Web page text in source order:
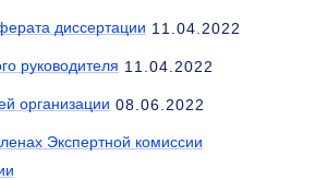
диссертации 11.04.2022
руководителя 11.04.2022
организации 08.06.2022
Экспертной комиссии